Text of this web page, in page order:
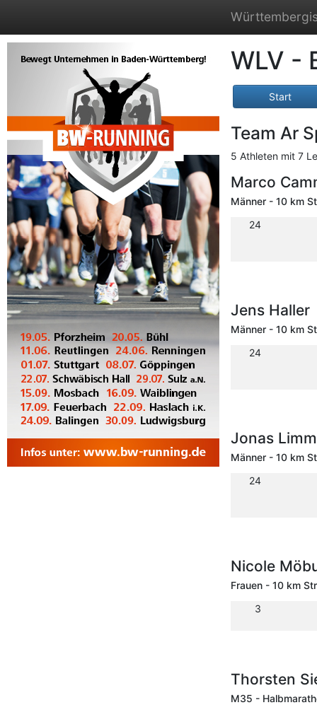
WLV -
Start
Team Ar
5 Athleten mit 7
Marco
Männer - 10 km
24
Jens Haller
Männer - 10 km
24
Jonas
Männer - 10 km
24
Nicole
Frauen - 10 km
3
Thorsten
M35 -